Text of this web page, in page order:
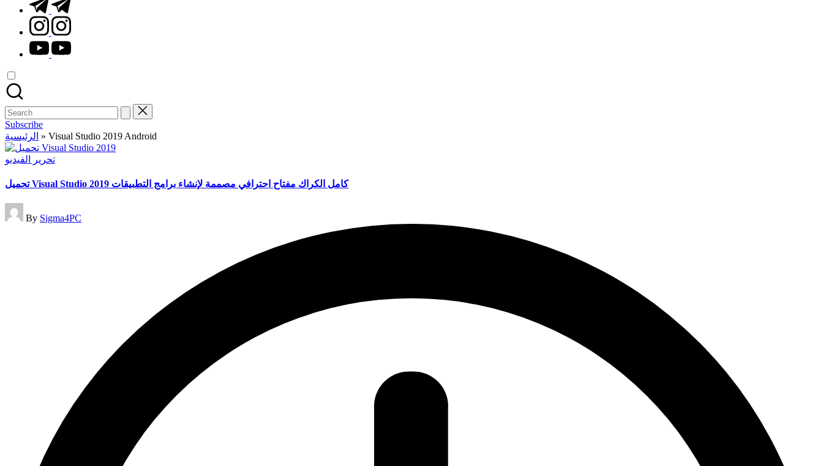
instagram.com
youtube.com
Search
for:
Subscribe
الرئيسية » Visual Studio 2019 Android
Posted
تحرير الفيديو
تحميل Visual Studio 2019 كامل الكراك مفتاح احترافي مصممة لإنشاء برامج التطبيقات
Posted
by
By Sigma4PC